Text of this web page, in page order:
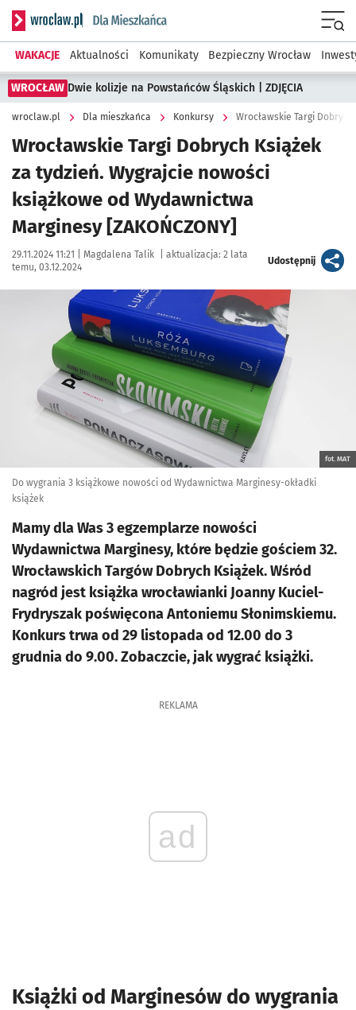
Serwis informacyjny wroclaw.pl podserwis: Dla mieszkańca
WAKACJE Aktualności Komunikaty Bezpieczny Wrocław
WROCŁAW Dwie kolizje na Powstańców Śląskich | ZDJĘCIA
wroclaw.pl Dla mieszkańca Konkursy
Wrocławskie Targi Dobrych Książek
za tydzień. Wygrajcie nowości
książkowe od Wydawnictwa
Marginesy [ZAKOŃCZONY]
Data publikacji:
29.11.2024 11:21 | Autor:
Magdalena Talik aktualizacja: 2 lata
temu, 03.12.2024
Udostępnijartykuł
Kliknij, aby powiększyć
fot. MAT
Do wygrania 3 książkowe nowości od Wydawnictwa Marginesy-okładki
książek
Mamy dla Was 3 egzemplarze nowości
Wydawnictwa Marginesy, które będzie gościem 32.
Wrocławskich Targów Dobrych Książek. Wśród
nagród jest książka wrocławianki Joanny Kuciel-
Frydryszak poświęcona Antoniemu Słonimskiemu.
Konkurs trwa od 29 listopada od 12.00 do 3
grudnia do 9.00. Zobaczcie, jak wygrać książki.
REKLAMA
ad
Książki od Marginesów do wygrania